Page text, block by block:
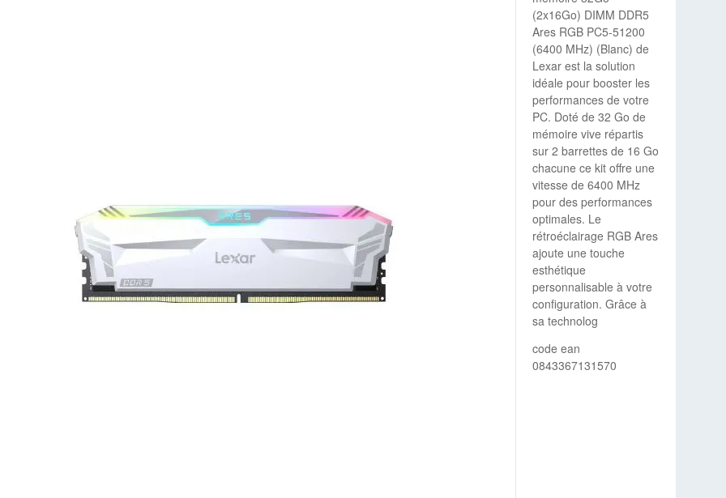
(2x16Go) DIMM DDR5
Ares RGB PC5-51200
(6400 MHz) (Blanc) de
Lexar est la solution
idéale pour booster les
performances de votre
PC. Doté de 32 Go de
mémoire vive répartis
sur 2 barrettes de 16 Go
chacune ce kit offre une
vitesse de 6400 MHz
pour des performances
optimales. Le
rétroéclairage RGB Ares
ajoute une touche
esthétique
personnalisable à votre
configuration. Grâce à
sa technolog
code ean
0843367131570